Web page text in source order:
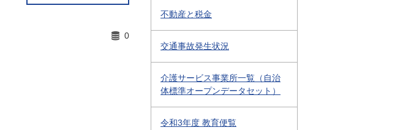
0
不動産と税金
交通事故発生状況
介護サービス事業所一覧（自治
体標準オープンデータセット）
令和3年度 教育便覧